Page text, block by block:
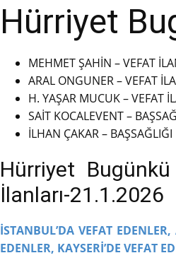
Hürriyet
MEHMET ŞAHİN – VEFAT
ARAL ONGUNER – VEFAT
H. YAŞAR MUCUK – VEFAT
SAİT KOCALEVENT –
İLHAN ÇAKAR – BAŞSAĞLIĞI
Hürriyet
İlanları-21.1.2026
İSTANBUL’DA VEFAT EDENLER,
EDENLER, KAYSERİ’DE VEFAT